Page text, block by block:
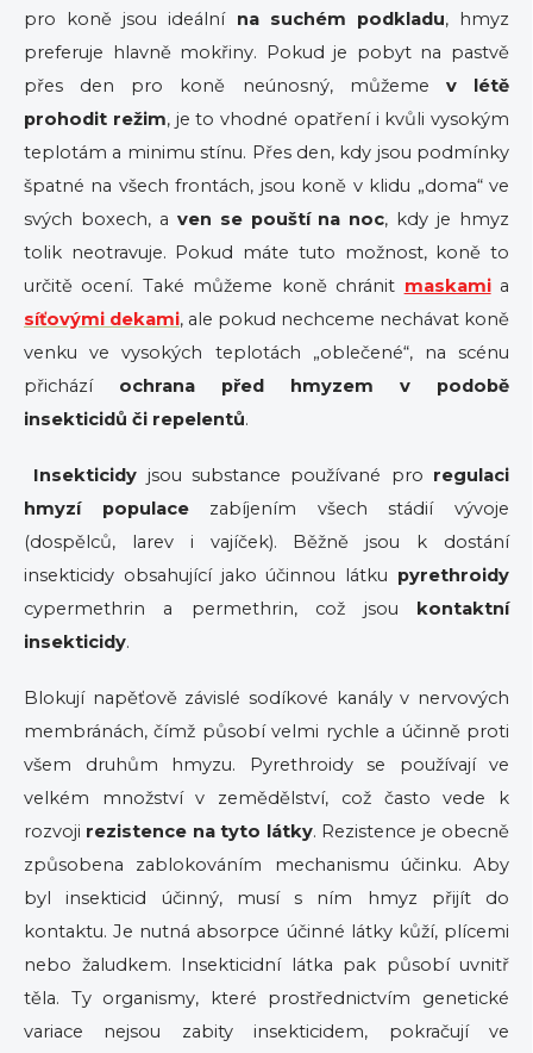
pro koně jsou ideální na suchém podkladu, hmyz
preferuje hlavně mokřiny. Pokud je pobyt na pastvě
přes den pro koně neúnosný, můžeme v létě
prohodit režim, je to vhodné opatření i kvůli vysokým
teplotám a minimu stínu. Přes den, kdy jsou podmínky
špatné na všech frontách, jsou koně v klidu „doma“ ve
svých boxech, a ven se pouští na noc, kdy je hmyz
tolik neotravuje. Pokud máte tuto možnost, koně to
určitě ocení. Také můžeme koně chránit maskamia
síťovými dekami, ale pokud nechceme nechávat koně
venku ve vysokých teplotách „oblečené“, na scénu
přichází ochrana před hmyzem v podobě
insekticidů či repelentů.
Insekticidy jsou substance používané pro regulaci
hmyzí populacezabíjením všech stádií vývoje
(dospělců, larev i vajíček). Běžně jsou k dostání
insekticidy obsahující jako účinnou látku pyrethroidy
cypermethrin a permethrin, což jsou kontaktní
insekticidy.
Blokují napěťově závislé sodíkové kanály v nervových
membránách, čímž působí velmi rychle a účinně proti
všem druhům hmyzu. Pyrethroidy se používají ve
velkém množství v zemědělství, což často vede k
rozvoji rezistence na tyto látky. Rezistence je obecně
způsobena zablokováním mechanismu účinku. Aby
byl insekticid účinný, musí s ním hmyz přijít do
kontaktu. Je nutná absorpce účinné látky kůží, plícemi
nebo žaludkem. Insekticidní látka pak působí uvnitř
těla. Ty organismy, které prostřednictvím genetické
variace nejsou zabity insekticidem, pokračují ve